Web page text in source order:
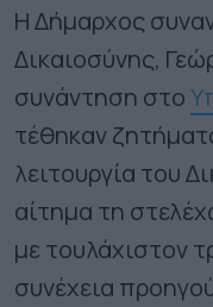
Η Δήμαρχος
Δικαιοσύνης,
συνάντηση στο
τέθηκαν
λειτουργία του
αίτημα τη
με τουλάχιστον
συνέχεια